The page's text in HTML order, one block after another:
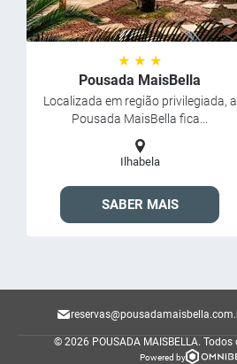
★ ★ ★
Pousada MaisBella
Localizada em região privilegiada, a
Pousada MaisBella fica...
Ilhabela
SABER MAIS
© 2026 POUSADA MAISBELLA. Todos
Powered by